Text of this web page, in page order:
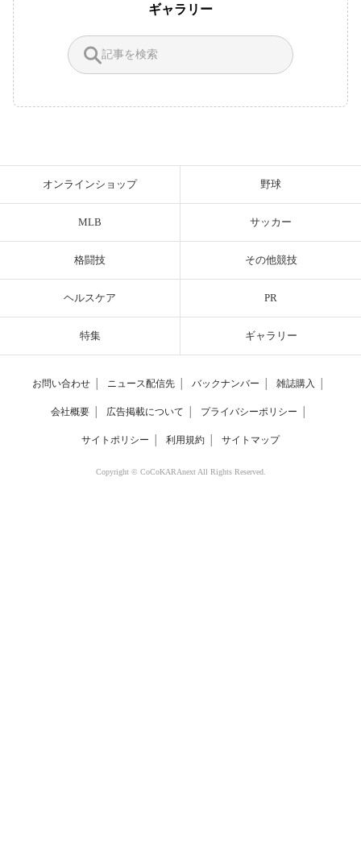
ギャラリー
オンラインショップ 野球
MLB サッカー
格闘技 その他競技
ヘルスケア PR
特集 ギャラリー
お問い合わせ ニュース配信先 バックナンバー 雑誌購入
会社概要 広告掲載について プライバシーポリシー
サイトポリシー 利用規約 サイトマップ
Copyright © CoCoKARAnext All Rights Reserved.